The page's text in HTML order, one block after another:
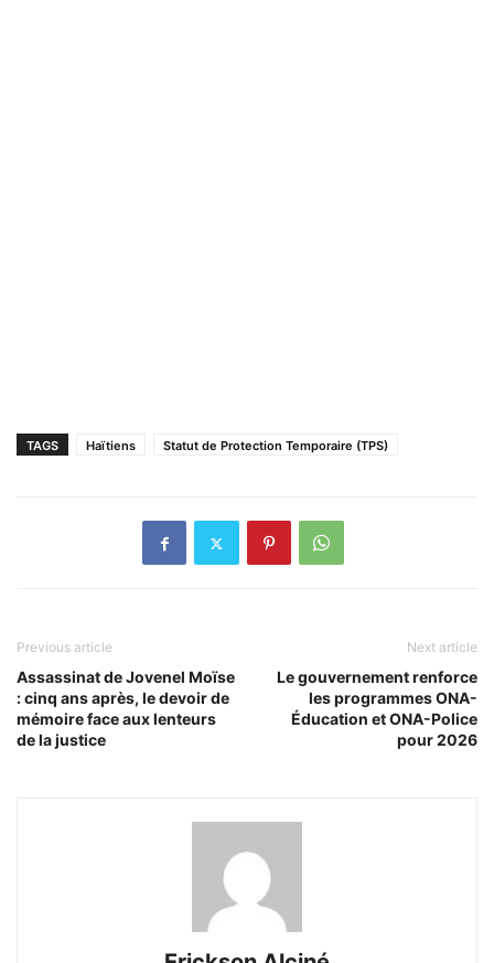
TAGS Haïtiens Statut de Protection Temporaire (TPS)
Previous article
Assassinat de Jovenel Moïse
: cinq ans après, le devoir de
mémoire face aux lenteurs
de la justice
Next article
Le gouvernement renforce
les programmes ONA-
Éducation et ONA-Police
pour 2026